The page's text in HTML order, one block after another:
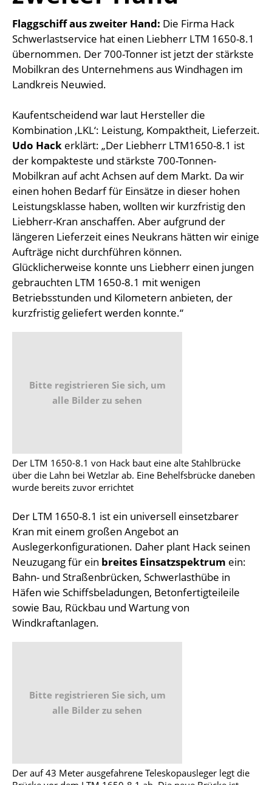
Flaggschiff aus zweiter Hand: Die Firma Hack
Schwerlastservice hat einen Liebherr LTM 1650-8.1
übernommen. Der 700-Tonner ist jetzt der stärkste
Mobilkran des Unternehmens aus Windhagen im
Landkreis Neuwied.
Kaufentscheidend war laut Hersteller die
Kombination ‚LKL‘: Leistung, Kompaktheit, Lieferzeit.
Udo Hack erklärt: „Der Liebherr LTM1650-8.1 ist
der kompakteste und stärkste 700-Tonnen-
Mobilkran auf acht Achsen auf dem Markt. Da wir
einen hohen Bedarf für Einsätze in dieser hohen
Leistungsklasse haben, wollten wir kurzfristig den
Liebherr-Kran anschaffen. Aber aufgrund der
längeren Lieferzeit eines Neukrans hätten wir einige
Aufträge nicht durchführen können.
Glücklicherweise konnte uns Liebherr einen jungen
gebrauchten LTM 1650-8.1 mit wenigen
Betriebsstunden und Kilometern anbieten, der
kurzfristig geliefert werden konnte.“
Bitte registrieren Sie sich, um
alle Bilder zu sehen
Der LTM 1650-8.1 von Hack baut eine alte Stahlbrücke
über die Lahn bei Wetzlar ab. Eine Behelfsbrücke daneben
wurde bereits zuvor errichtet
Der LTM 1650-8.1 ist ein universell einsetzbarer
Kran mit einem großen Angebot an
Auslegerkonfigurationen. Daher plant Hack seinen
Neuzugang für ein breites Einsatzspektrum ein:
Bahn- und Straßenbrücken, Schwerlasthübe in
Häfen wie Schiffsbeladungen, Betonfertigteileile
sowie Bau, Rückbau und Wartung von
Windkraftanlagen.
Bitte registrieren Sie sich, um
alle Bilder zu sehen
Der auf 43 Meter ausgefahrene Teleskopausleger legt die